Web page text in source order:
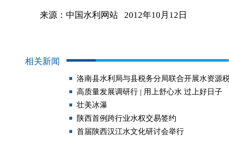
来源：中国水利网站 2012年10月12日
相关新闻
洛南县水利局与县税务分局联合开展水资源
高质量发展调研行 | 用上舒心水 过上好日子
壮美冰瀑
陕西首例跨行业水权交易签约
首届陕西汉江水文化研讨会举行